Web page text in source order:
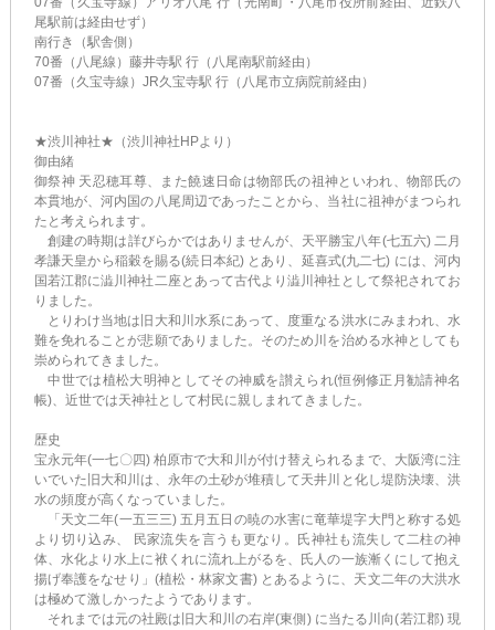
尾駅前は経由せず）
南行き（駅舎側）
70番（八尾線）藤井寺駅 行（八尾南駅前経由）
07番（久宝寺線）JR久宝寺駅 行（八尾市立病院前経由）
★渋川神社★（渋川神社HPより）
御由緒
御祭神 天忍穂耳尊、また饒速日命は物部氏の祖神といわれ、物部氏の
本貫地が、河内国の八尾周辺であったことから、当社に祖神がまつられ
たと考えられます。
創建の時期は詳びらかではありませんが、天平勝宝八年(七五六) 二月
孝謙天皇から稲穀を賜る(続日本紀) とあり、延喜式(九二七) には、河内
国若江郡に澁川神社二座とあって古代より澁川神社として祭祀されてお
りました。
とりわけ当地は旧大和川水系にあって、度重なる洪水にみまわれ、水
難を免れることが悲願でありました。そのため川を治める水神としても
崇められてきました。
中世では植松大明神としてその神威を讃えられ(恒例修正月勧請神名
帳)、近世では天神社として村民に親しまれてきました。
歴史
宝永元年(一七〇四) 柏原市で大和川が付け替えられるまで、大阪湾に注
いでいた旧大和川は、永年の土砂が堆積して天井川と化し堤防決壊、洪
水の頻度が高くなっていました。
「天文二年(一五三三) 五月五日の暁の水害に竜華堤字大門と称する処
より切り込み、 民家流失を言うも更なり。氏神社も流失して二柱の神
体、水化より水上に袱くれに流れ上がるを、氏人の一族漸くにして抱え
揚げ奉護をなせり」(植松・林家文書) とあるように、天文二年の大洪水
は極めて激しかったようであります。
それまでは元の社殿は旧大和川の右岸(東側) に当たる川向(若江郡) 現